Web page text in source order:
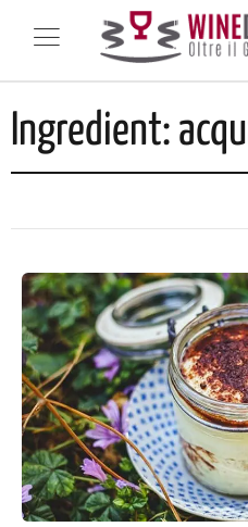
Ingredient: